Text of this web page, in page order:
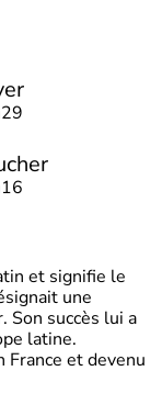
et signifie le
une
Son succès lui a
latine.
France et devenu